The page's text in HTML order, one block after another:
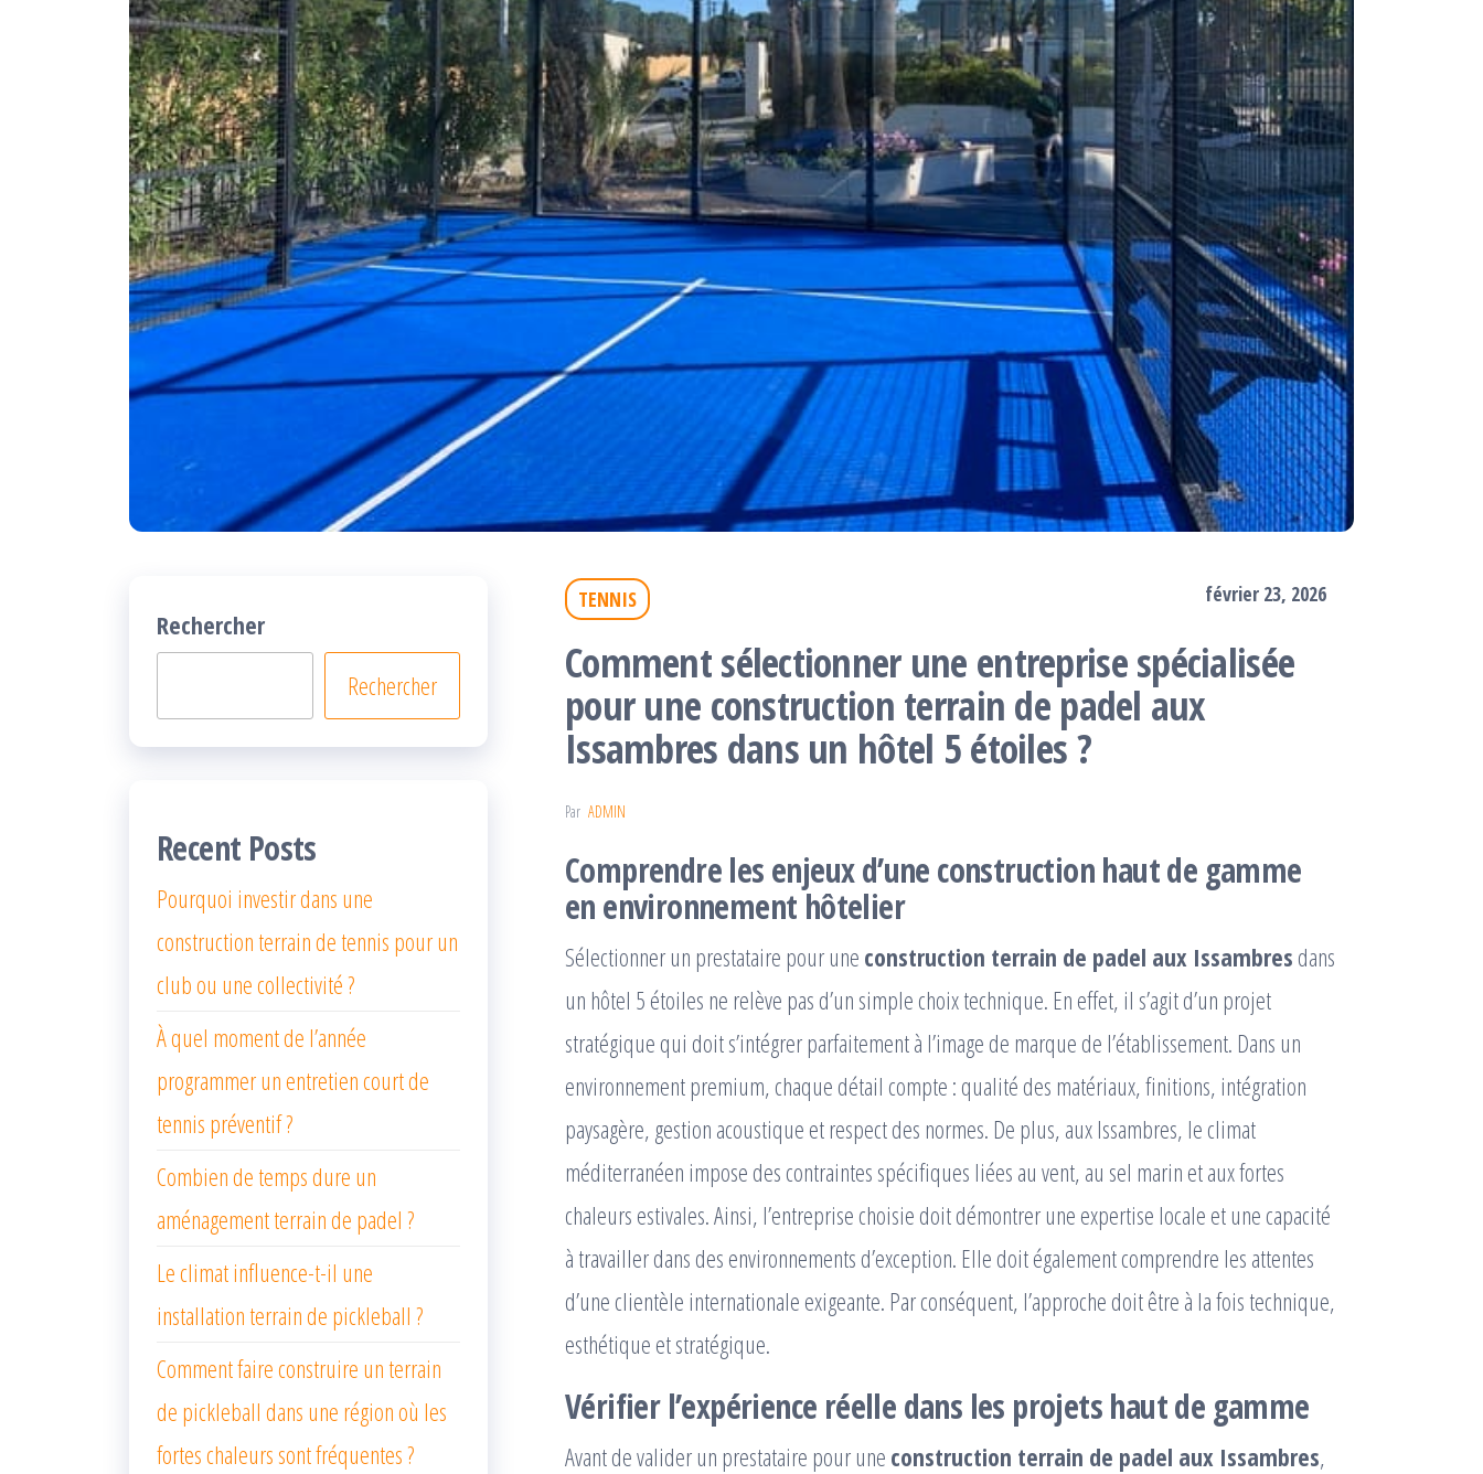
TENNIS février 23, 2026
Comment sélectionner une entreprise spécialisée
pour une construction terrain de padel aux
Issambres dans un hôtel 5 étoiles ?
Par ADMIN
Comprendre les enjeux d’une construction haut de gamme
en environnement hôtelier
Sélectionner un prestataire pour une construction terrain de padel aux Issambres dans
un hôtel 5 étoiles ne relève pas d’un simple choix technique. En effet, il s’agit d’un projet
stratégique qui doit s’intégrer parfaitement à l’image de marque de l’établissement. Dans un
environnement premium, chaque détail compte : qualité des matériaux, finitions, intégration
paysagère, gestion acoustique et respect des normes. De plus, aux Issambres, le climat
méditerranéen impose des contraintes spécifiques liées au vent, au sel marin et aux fortes
chaleurs estivales. Ainsi, l’entreprise choisie doit démontrer une expertise locale et une capacité
à travailler dans des environnements d’exception. Elle doit également comprendre les attentes
d’une clientèle internationale exigeante. Par conséquent, l’approche doit être à la fois technique,
esthétique et stratégique.
Vérifier l’expérience réelle dans les projets haut de gamme
Avant de valider un prestataire pour une construction terrain de padel aux Issambres,
Rechercher
Rechercher
Recent Posts
Pourquoi investir dans une
construction terrain de tennis pour un
club ou une collectivité ?
À quel moment de l’année
programmer un entretien court de
tennis préventif ?
Combien de temps dure un
aménagement terrain de padel ?
Le climat influence-t-il une
installation terrain de pickleball ?
Comment faire construire un terrain
de pickleball dans une région où les
fortes chaleurs sont fréquentes ?